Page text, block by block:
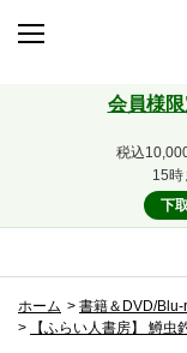
会員様
税込
15時
下
ホーム > 書籍＆DVD/Blu-
>
【ふらい人書房】 鱒虫